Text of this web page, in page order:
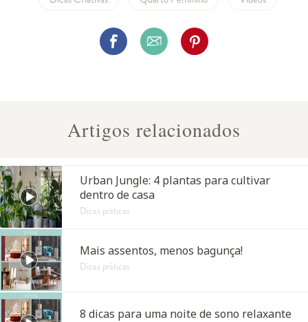
Artigos relacionados
Urban Jungle: 4 plantas para cultivar
dentro de casa
Dicas práticas
Mais assentos, menos bagunça!
Dicas práticas
8 dicas para uma noite de sono relaxante